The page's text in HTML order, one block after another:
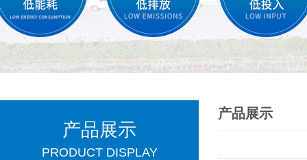
产品展示
PRODUCT DISPLAY
产品展示